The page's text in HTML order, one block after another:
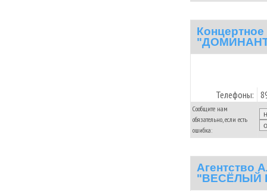
Телефоны:
Сообщите нам
обязательно, если есть
ошибка:
Агентство
"ВЕСЁЛЫЙ